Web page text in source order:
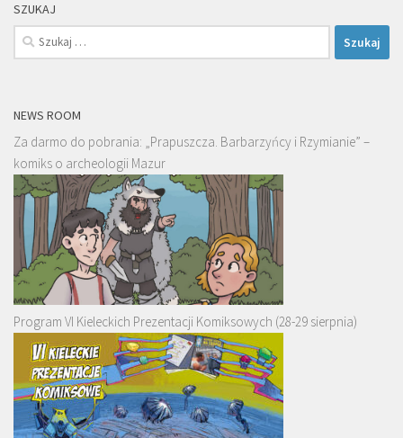
SZUKAJ
Szukaj:
NEWS ROOM
Za darmo do pobrania: „Prapuszcza. Barbarzyńcy i Rzymianie” –
komiks o archeologii Mazur
Program VI Kieleckich Prezentacji Komiksowych (28-29 sierpnia)